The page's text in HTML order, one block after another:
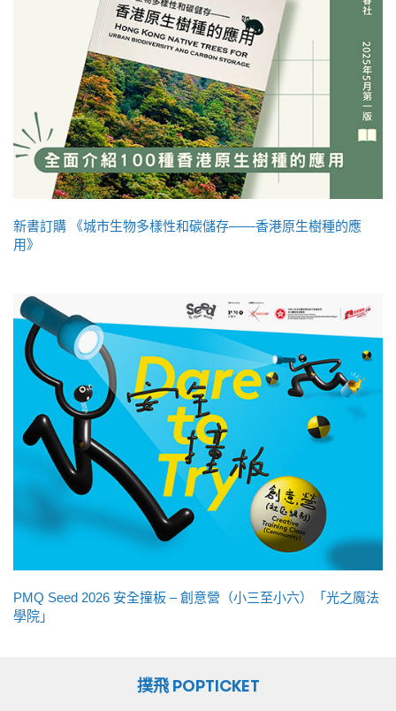
新書訂購 《城市生物多樣性和碳儲存——香港原生樹種的應
用》
PMQ Seed 2026 安全撞板 – 創意營（小三至小六）「光之魔法
學院」
撲飛 POPTICKET